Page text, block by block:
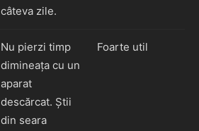
câteva zile.
Nu pierzi timp
dimineața cu un
aparat
descărcat. Știi
din seara
Foarte util